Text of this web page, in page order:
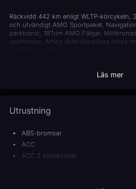
Räckvidd 442 km enligt WLTP-körcykeln,
och utvändigt AMG Sportpaket,
parktronic, 18Tum AMG Fälgar,
sportstolar, Artico läder/Alcantara micra
Läs mer
Utrustning
ABS-bromsar
ACC
ACC 2 klimatzoner